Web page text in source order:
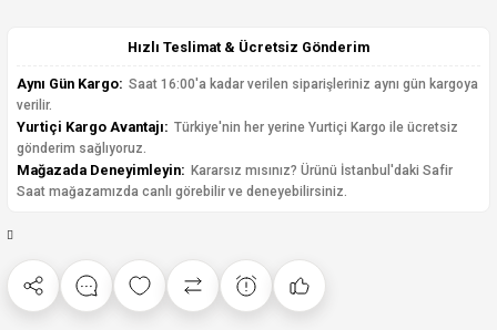
Hızlı Teslimat & Ücretsiz Gönderim
Aynı Gün Kargo: Saat 16:00'a kadar verilen siparişleriniz aynı gün kargoya
verilir.
Yurtiçi Kargo Avantajı: Türkiye'nin her yerine Yurtiçi Kargo ile ücretsiz
gönderim sağlıyoruz.
Mağazada Deneyimleyin: Kararsız mısınız? Ürünü İstanbul'daki Safir
Saat mağazamızda canlı görebilir ve deneyebilirsiniz.